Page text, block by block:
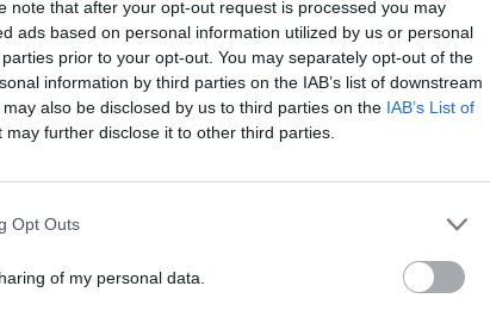
note that after your opt-out request is processed you may
ads based on personal information utilized by us or personal
prior to your opt-out. You may separately opt-out of the
information by third parties on the IAB’s list of downstream
also be disclosed by us to third parties on the IAB’s List of
may further disclose it to other third parties.
Opt Outs
of my personal data.
Berlin(30)